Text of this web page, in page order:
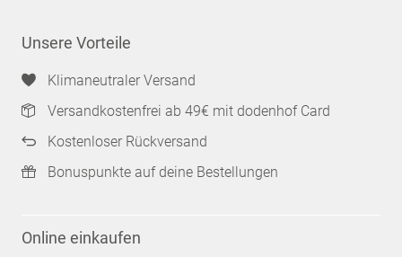
Unsere Vorteile
Klimaneutraler Versand
Versandkostenfrei ab 49€ mit dodenhof Card
Kostenloser Rückversand
Bonuspunkte auf deine Bestellungen
Online einkaufen